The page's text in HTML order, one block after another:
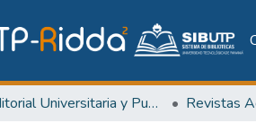
Editorial Universitaria y Publicaciones Seriadas Revistas